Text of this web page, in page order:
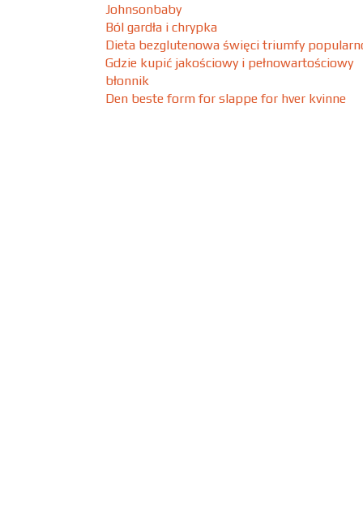
Johnsonbaby
Ból gardła i chrypka
Dieta bezglutenowa święci triumfy
Gdzie kupić jakościowy i pełnowartościowy
błonnik
Den beste form for slappe for hver kvinne